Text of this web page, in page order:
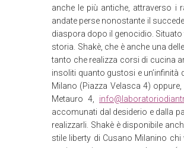
anche le più antiche, attraverso
andate perse nonostante il
diaspora dopo il genocidio. Situato
storia. Shakè, che è anche una
tanto che realizza corsi di cucina
insoliti quanto gustosi e
Milano (Piazza Velasca 4)
Metauro 4,
accomunati dal desiderio e dalla
realizzarli. Shakè è disponibile
stile liberty di Cusano Milanino